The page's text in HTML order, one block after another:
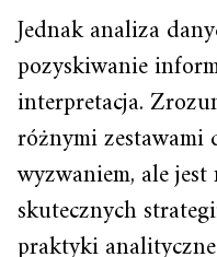
Jednak analiza
pozyskiwanie
interpretacja.
różnymi zestawami
wyzwaniem, ale
skutecznych
praktyki